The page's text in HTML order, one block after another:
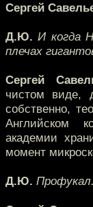
Сергей
Д.Ю. И когда
плечах
Сергей
чистом виде,
собственно,
Английском
академии
момент
Д.Ю. Профукал.